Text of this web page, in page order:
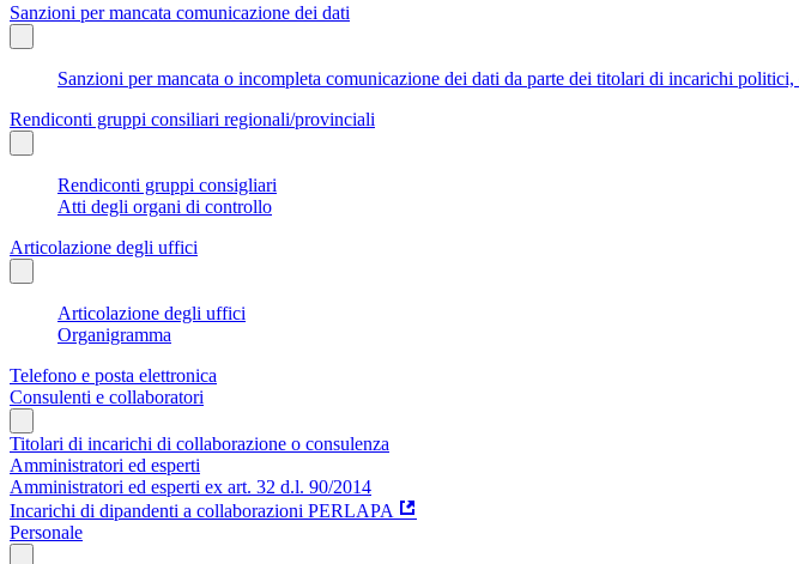
Sanzioni per mancata comunicazione dei dati
Sanzioni per mancata o incompleta comunicazione dei dati da parte dei titolari di incarichi
Rendiconti gruppi consiliari regionali/provinciali
Rendiconti gruppi consigliari
Atti degli organi di controllo
Articolazione degli uffici
Articolazione degli uffici
Organigramma
Telefono e posta elettronica
Consulenti e collaboratori
Titolari di incarichi di collaborazione o consulenza
Amministratori ed esperti
Amministratori ed esperti ex art. 32 d.l. 90/2014
Incarichi di dipandenti a collaborazioni PERLAPA
Personale